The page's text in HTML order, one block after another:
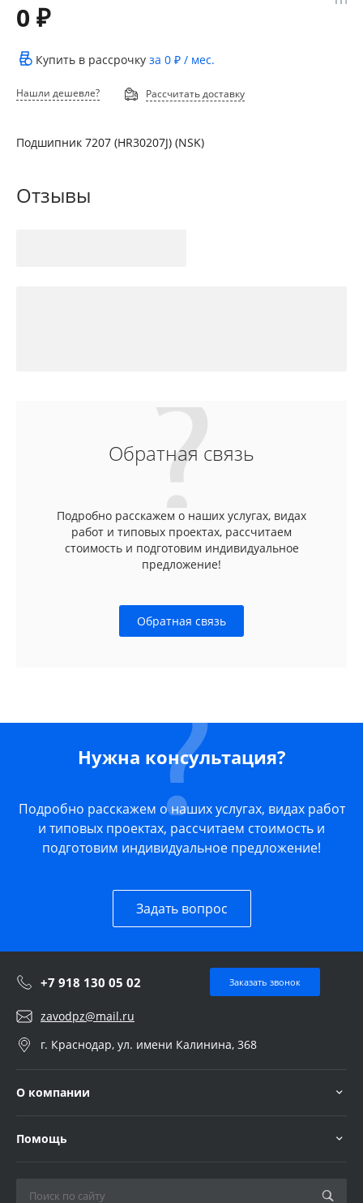
0 ₽
Купить в рассрочку за 0 ₽ / мес.
Нашли дешевле? Рассчитать доставку
Подшипник 7207 (HR30207J) (NSK)
Отзывы
Обратная связь
Подробно расскажем о наших услугах, видах
работ и типовых проектах, рассчитаем
стоимость и подготовим индивидуальное
предложение!
Обратная связь
Нужна консультация?
Подробно расскажем о наших услугах, видах работ
и типовых проектах, рассчитаем стоимость и
подготовим индивидуальное предложение!
Задать вопрос
+7 918 130 05 02 Заказать звонок
zavodpz@mail.ru
г. Краснодар, ул. имени Калинина, 368
О компании
Помощь